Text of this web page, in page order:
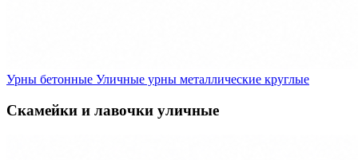
Урны бетонные Уличные урны металлические круглые
Скамейки и лавочки уличные